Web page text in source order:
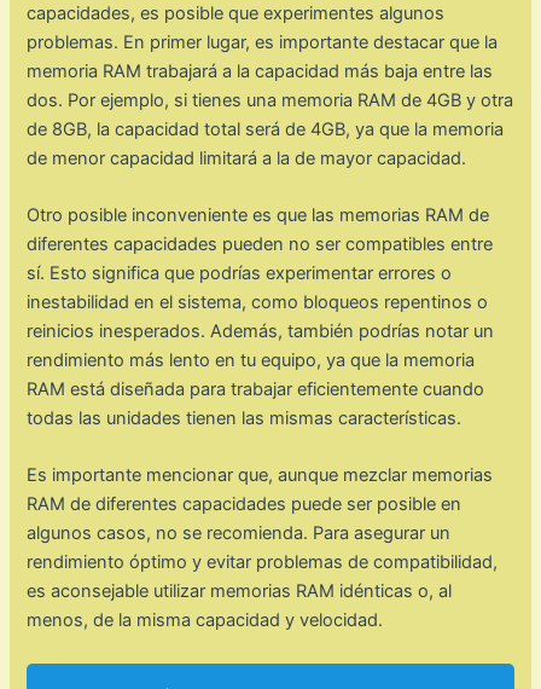
capacidades, es posible que experimentes algunos
problemas. En primer lugar, es importante destacar que la
memoria RAM trabajará a la capacidad más baja entre las
dos. Por ejemplo, si tienes una memoria RAM de 4GB y otra
de 8GB, la capacidad total será de 4GB, ya que la memoria
de menor capacidad limitará a la de mayor capacidad.
Otro posible inconveniente es que las memorias RAM de
diferentes capacidades pueden no ser compatibles entre
sí. Esto significa que podrías experimentar errores o
inestabilidad en el sistema, como bloqueos repentinos o
reinicios inesperados. Además, también podrías notar un
rendimiento más lento en tu equipo, ya que la memoria
RAM está diseñada para trabajar eficientemente cuando
todas las unidades tienen las mismas características.
Es importante mencionar que, aunque mezclar memorias
RAM de diferentes capacidades puede ser posible en
algunos casos, no se recomienda. Para asegurar un
rendimiento óptimo y evitar problemas de compatibilidad,
es aconsejable utilizar memorias RAM idénticas o, al
menos, de la misma capacidad y velocidad.